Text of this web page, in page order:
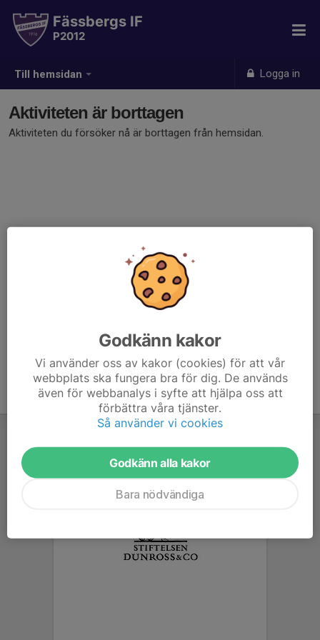
Till hemsidan Logga in
Fässbergs IF
P2012
Aktiviteten är borttagen
Aktiviteten du försöker nå är borttagen från hemsidan.
Godkänn kakor
Vi använder oss av kakor (cookies) för att vår
webbplats ska fungera bra för dig. De används
även för webbanalys i syfte att hjälpa oss att
förbättra våra tjänster.
Så använder vi cookies
Godkänn alla kakor
Bara nödvändiga